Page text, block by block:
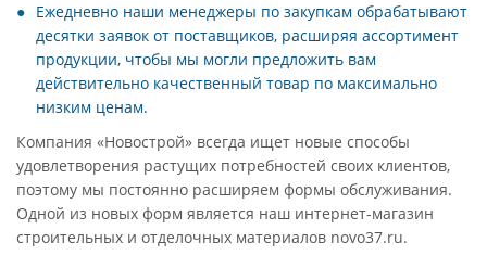
Ежедневно наши менеджеры по закупкам обрабатывают
десятки заявок от поставщиков, расширяя ассортимент
продукции, чтобы мы могли предложить вам
действительно качественный товар по максимально
низким ценам.
Компания «Новострой» всегда ищет новые способы
удовлетворения растущих потребностей своих клиентов,
поэтому мы постоянно расширяем формы обслуживания.
Одной из новых форм является наш интернет-магазин
строительных и отделочных материалов novo37.ru.